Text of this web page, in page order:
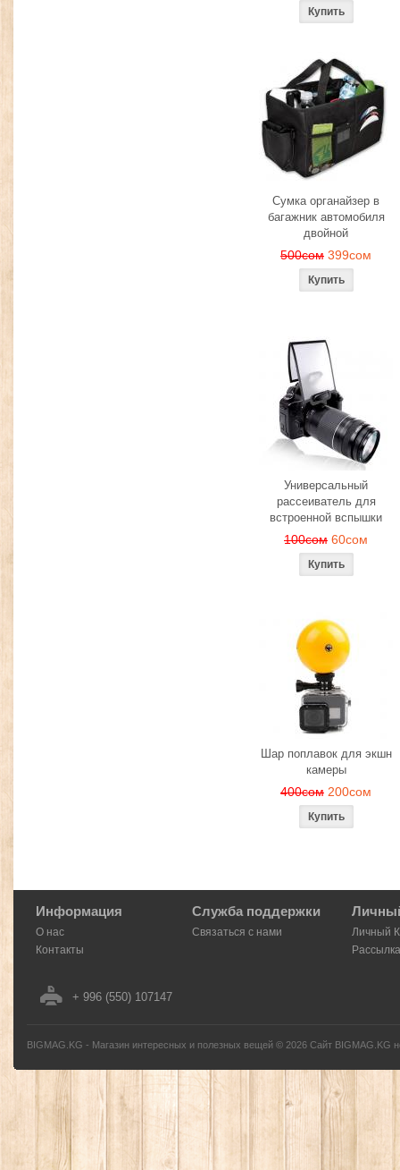
Сумка органайзер в
багажник автомобиля
двойной
500сом 399сом
Универсальный
рассеиватель для
встроенной вспышки
100сом 60сом
Шар поплавок для экшн
камеры
400сом 200сом
Информация
О нас
Контакты
Служба поддержки
Связаться с нами
Личный
Рассылка
+ 996 (550) 107147
BIGMAG.KG - Магазин интересных и полезных вещей © 2026 Сайт BIGMAG.KG
без письменного разрешения автора - запрещено, и будет преследоваться по